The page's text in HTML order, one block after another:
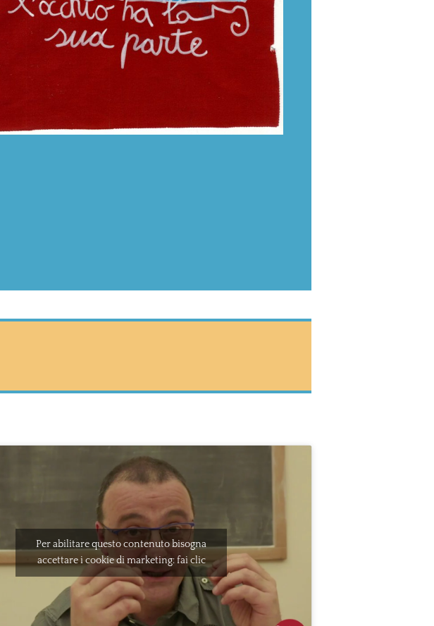
Per abilitare questo contenuto bisogna
accettare i cookie di marketing: fai clic